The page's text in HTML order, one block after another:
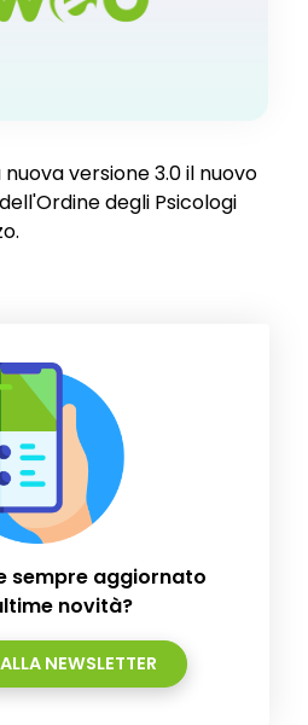
versione 3.0 il nuovo
degli Psicologi
sempre aggiornato
novità?
NEWSLETTER